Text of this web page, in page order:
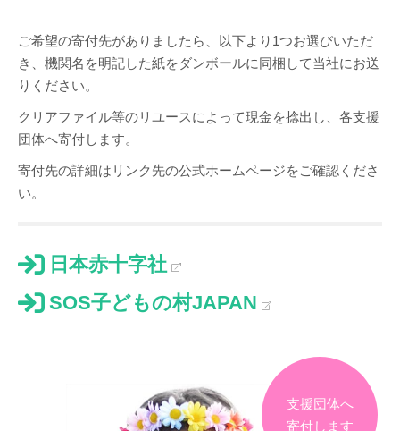
ご希望の寄付先がありましたら、以下より1つお選びいただ
き、機関名を明記した紙をダンボールに同梱して当社にお送
りください。
クリアファイル等のリユースによって現金を捻出し、各支援
団体へ寄付します。
寄付先の詳細はリンク先の公式ホームページをご確認くださ
い。
日本赤十字社
SOS子どもの村JAPAN
支援団体へ
寄付します